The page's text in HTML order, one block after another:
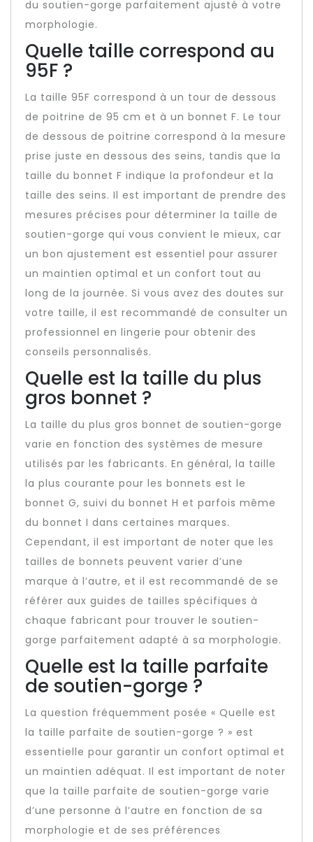
du soutien-gorge parfaitement ajusté à votre
morphologie.
Quelle taille correspond au
95F ?
La taille 95F correspond à un tour de dessous
de poitrine de 95 cm et à un bonnet F. Le tour
de dessous de poitrine correspond à la mesure
prise juste en dessous des seins, tandis que la
taille du bonnet F indique la profondeur et la
taille des seins. Il est important de prendre des
mesures précises pour déterminer la taille de
soutien-gorge qui vous convient le mieux, car
un bon ajustement est essentiel pour assurer
un maintien optimal et un confort tout au
long de la journée. Si vous avez des doutes sur
votre taille, il est recommandé de consulter un
professionnel en lingerie pour obtenir des
conseils personnalisés.
Quelle est la taille du plus
gros bonnet ?
La taille du plus gros bonnet de soutien-gorge
varie en fonction des systèmes de mesure
utilisés par les fabricants. En général, la taille
la plus courante pour les bonnets est le
bonnet G, suivi du bonnet H et parfois même
du bonnet I dans certaines marques.
Cependant, il est important de noter que les
tailles de bonnets peuvent varier d’une
marque à l’autre, et il est recommandé de se
référer aux guides de tailles spécifiques à
chaque fabricant pour trouver le soutien-
gorge parfaitement adapté à sa morphologie.
Quelle est la taille parfaite
de soutien-gorge ?
La question fréquemment posée « Quelle est
la taille parfaite de soutien-gorge ? » est
essentielle pour garantir un confort optimal et
un maintien adéquat. Il est important de noter
que la taille parfaite de soutien-gorge varie
d’une personne à l’autre en fonction de sa
morphologie et de ses préférences